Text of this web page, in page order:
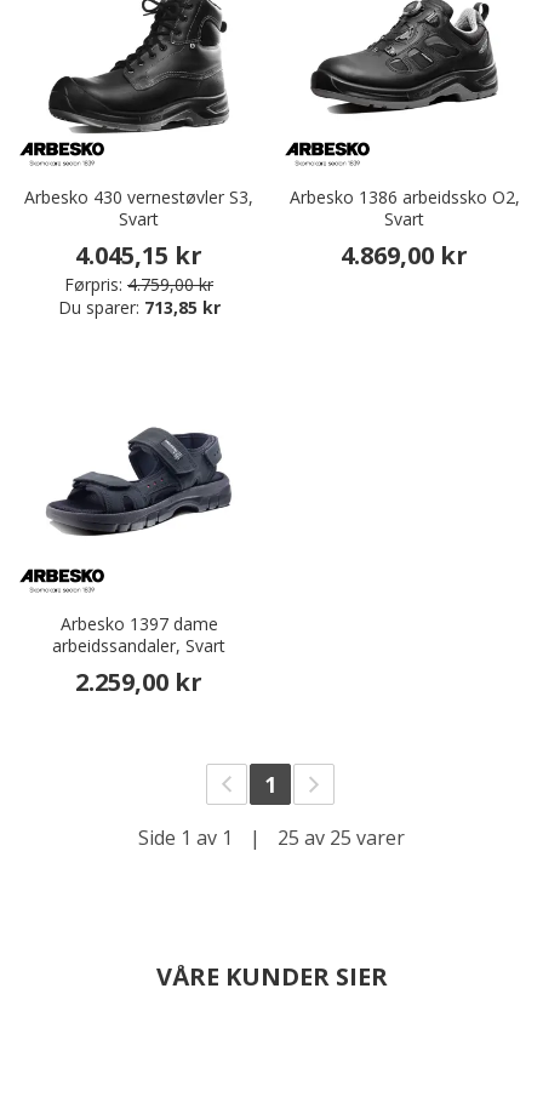
Arbesko 430 vernestøvler S3,
Svart
4.045,15 kr
Førpris: 4.759,00 kr
Du sparer: 713,85 kr
Arbesko 1386 arbeidssko O2,
Svart
4.869,00 kr
Arbesko 1397 dame
arbeidssandaler, Svart
2.259,00 kr
1
Side 1 av 1 | 25 av 25 varer
VÅRE KUNDER SIER